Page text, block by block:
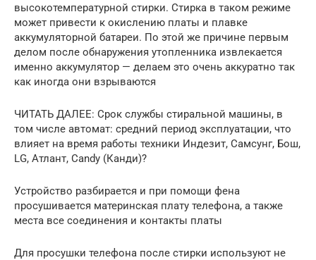
высокотемпературной стирки. Стирка в таком режиме
может привести к окислению платы и плавке
аккумуляторной батареи. По этой же причине первым
делом после обнаружения утопленника извлекается
именно аккумулятор — делаем это очень аккуратно так
как иногда они взрываются
ЧИТАТЬ ДАЛЕЕ: Срок службы стиральной машины, в
том числе автомат: средний период эксплуатации, что
влияет на время работы техники Индезит, Самсунг, Бош,
LG, Атлант, Candy (Канди)?
Устройство разбирается и при помощи фена
просушивается материнская плату телефона, а также
места все соединения и контакты платы
Для просушки телефона после стирки используют не